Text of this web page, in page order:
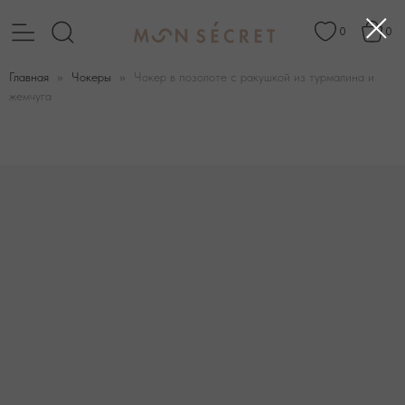
Главная Чокеры
Чокер в позолоте с ракушкой из турмалина и
жемчуга